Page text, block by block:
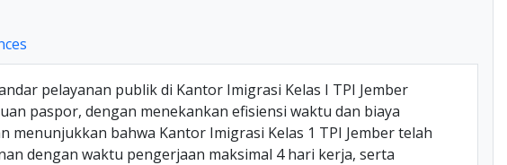
pelayanan publik di Kantor Imigrasi Kelas I TPI Jember
paspor, dengan menekankan efisiensi waktu dan biaya
menunjukkan bahwa Kantor Imigrasi Kelas 1 TPI Jember telah
dengan waktu pengerjaan maksimal 4 hari kerja, serta